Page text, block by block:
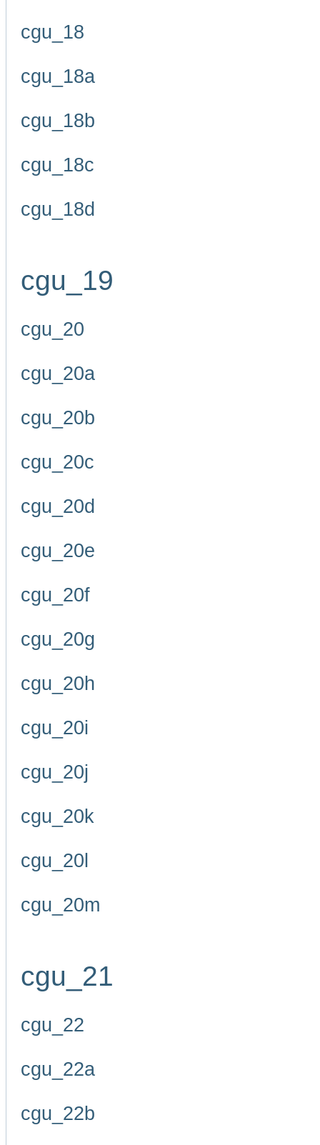
cgu_18
cgu_18a
cgu_18b
cgu_18c
cgu_18d
cgu_19
cgu_20
cgu_20a
cgu_20b
cgu_20c
cgu_20d
cgu_20e
cgu_20f
cgu_20g
cgu_20h
cgu_20i
cgu_20j
cgu_20k
cgu_20l
cgu_20m
cgu_21
cgu_22
cgu_22a
cgu_22b